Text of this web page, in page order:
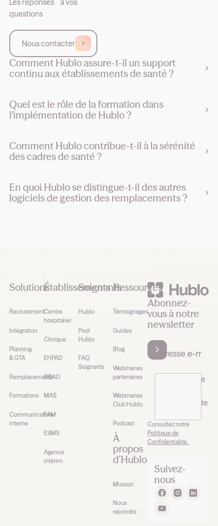
Les réponses à vos
questions
Nous contacter
Comment Hublo assure-t-il un support
continu aux établissements de santé ?
Quel est le rôle de la formation dans
l'implémentation de Hublo ?
Comment Hublo contribue-t-il à la sérénité
des cadres de santé ?
En quoi Hublo se distingue-t-il des autres
logiciels de gestion des remplacements ?
Solutions
Recrutement
Intégration
Planning
& GTA
Remplacements
Formations
Communication
interne
Établissements
Centre
hospitalier
Clinique
EHPAD
SSIAD
MAS
FAM
ESMS
Agence
intérim
Soignants
Hublo
Pool
Hublo
FAQ
Soignants
Ressources
Témoignages
Guides
Blog
Webinaires
partenaires
Webinaires
Club Hublo
Podcast
À
propos
d’Hublo
Mission
Nous
rejoindre
Abonnez-
vous à notre
newsletter
J’accepte de
newsletter de
Consultez notre
Politique de
Confidentialité .
Suivez-
nous